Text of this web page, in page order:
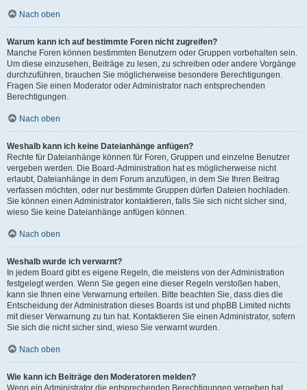
Nach oben
Warum kann ich auf bestimmte Foren nicht zugreifen?
Manche Foren können bestimmten Benutzern oder Gruppen vorbehalten sein.
Um diese einzusehen, Beiträge zu lesen, zu schreiben oder andere Vorgänge
durchzuführen, brauchen Sie möglicherweise besondere Berechtigungen.
Fragen Sie einen Moderator oder Administrator nach entsprechenden
Berechtigungen.
Nach oben
Weshalb kann ich keine Dateianhänge anfügen?
Rechte für Dateianhänge können für Foren, Gruppen und einzelne Benutzer
vergeben werden. Die Board-Administration hat es möglicherweise nicht
erlaubt, Dateianhänge in dem Forum anzufügen, in dem Sie Ihren Beitrag
verfassen möchten, oder nur bestimmte Gruppen dürfen Dateien hochladen.
Sie können einen Administrator kontaktieren, falls Sie sich nicht sicher sind,
wieso Sie keine Dateianhänge anfügen können.
Nach oben
Weshalb wurde ich verwarnt?
In jedem Board gibt es eigene Regeln, die meistens von der Administration
festgelegt werden. Wenn Sie gegen eine dieser Regeln verstoßen haben,
kann sie Ihnen eine Verwarnung erteilen. Bitte beachten Sie, dass dies die
Entscheidung der Administration dieses Boards ist und phpBB Limited nichts
mit dieser Verwarnung zu tun hat. Kontaktieren Sie einen Administrator, sofern
Sie sich die nicht sicher sind, wieso Sie verwarnt wurden.
Nach oben
Wie kann ich Beiträge den Moderatoren melden?
Wenn ein Administrator die entsprechenden Berechtigungen vergeben hat,